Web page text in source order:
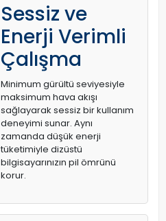
Sessiz ve
Enerji Verimli
Çalışma
Minimum gürültü seviyesiyle
maksimum hava akışı
sağlayarak sessiz bir kullanım
deneyimi sunar. Aynı
zamanda düşük enerji
tüketimiyle dizüstü
bilgisayarınızın pil ömrünü
korur.